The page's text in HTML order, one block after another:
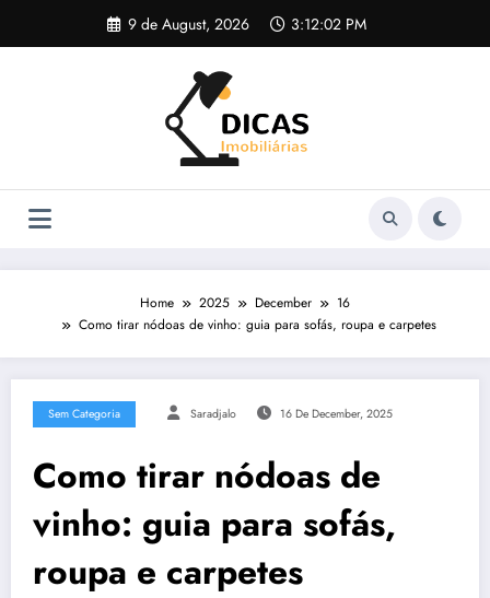
content
9 de August, 2026 3:12:03 PM
Home 2025 December
16
Como tirar nódoas de vinho: guia para sofás, roupa e carpetes
Sem Categoria Saradjalo 16 De December, 2025
Como tirar nódoas de
vinho: guia para sofás,
roupa e carpetes